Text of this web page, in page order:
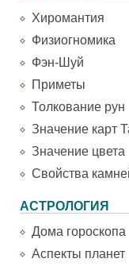
Хиромантия
Физиогномика
Фэн-Шуй
Приметы
Толкование рун
Значение карт
Значение цвета
Свойства
АСТРОЛОГИЯ
Дома гороскопа
Аспекты планет